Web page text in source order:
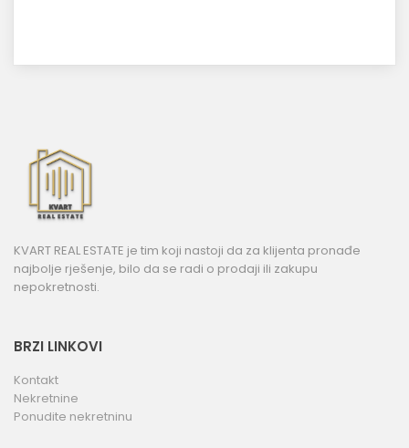
KVART REAL ESTATE je tim koji nastoji da za klijenta pronađe
najbolje rješenje, bilo da se radi o prodaji ili zakupu
nepokretnosti.
BRZI LINKOVI
Kontakt
Nekretnine
Ponudite nekretninu